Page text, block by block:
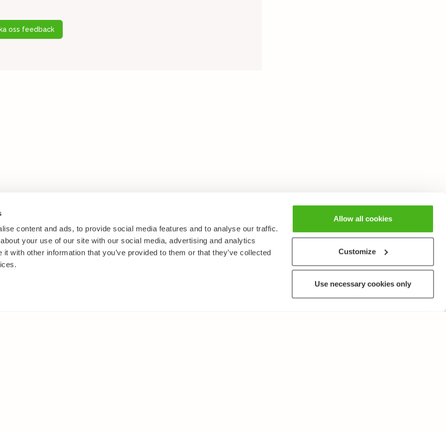
content and ads, to provide social media features and to analyse our traffic.
your use of our site with our social media, advertising and analytics
with other information that you’ve provided to them or that they’ve collected
Allow all cookies
Customize
Use necessary cookies only
oss feedback